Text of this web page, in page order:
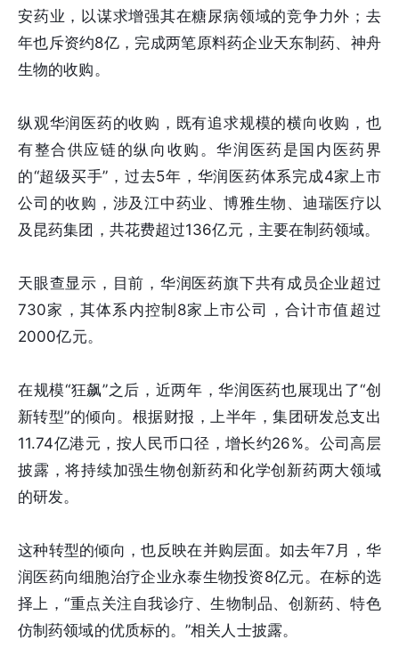
安药业，以谋求增强其在糖尿病领域的竞争力外；去
年也斥资约8亿，完成两笔原料药企业天东制药、神舟
生物的收购。
纵观华润医药的收购，既有追求规模的横向收购，也
有整合供应链的纵向收购。华润医药是国内医药界
的“超级买手”，过去5年，华润医药体系完成4家上市
公司的收购，涉及江中药业、博雅生物、迪瑞医疗以
及昆药集团，共花费超过136亿元，主要在制药领域。
天眼查显示，目前，华润医药旗下共有成员企业超过
730家，其体系内控制8家上市公司，合计市值超过
2000亿元。
在规模“狂飙”之后，近两年，华润医药也展现出了“创
新转型”的倾向。根据财报，上半年，集团研发总支出
11.74亿港元，按人民币口径，增长约26%。公司高层
披露，将持续加强生物创新药和化学创新药两大领域
的研发。
这种转型的倾向，也反映在并购层面。如去年7月，华
润医药向细胞治疗企业永泰生物投资8亿元。在标的选
择上，“重点关注自我诊疗、生物制品、创新药、特色
仿制药领域的优质标的。”相关人士披露。